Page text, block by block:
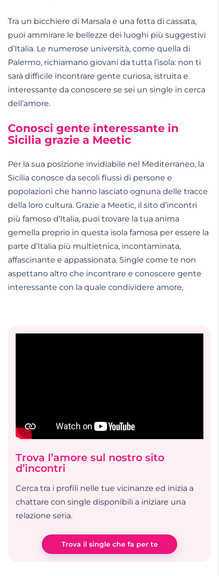
Tra un bicchiere di Marsala e una fetta di cassata,
puoi ammirare le bellezze dei luoghi più suggestivi
d’Italia. Le numerose università, come quella di
Palermo, richiamano giovani da tutta l’isola: non ti
sarà difficile incontrare gente curiosa, istruita e
interessante da conoscere se sei un single in cerca
dell’amore.
Conosci gente interessante in
Sicilia grazie a Meetic
Per la sua posizione invidiabile nel Mediterraneo, la
Sicilia conosce da secoli flussi di persone e
popolazioni che hanno lasciato ognuna delle tracce
della loro cultura. Grazie a Meetic, il sito d’incontri
più famoso d’Italia, puoi trovare la tua anima
gemella proprio in questa isola famosa per essere la
parte d’Italia più multietnica, incontaminata,
affascinante e appassionata. Single come te non
aspettano altro che incontrare e conoscere gente
interessante con la quale condividere amore,
Trova l’amore sul nostro sito
d’incontri
Cerca tra i profili nelle tue vicinanze ed inizia a
chattare con single disponibili a iniziare una
relazione seria.
Trova il single che fa per te